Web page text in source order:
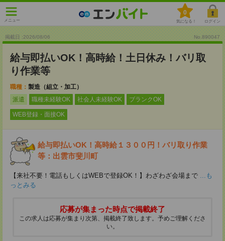
メニュー
0
気になる！ ログイン
掲載日 :2026/08/06 No.890047
給与即払いOK！高時給！土日休み！バリ取
り作業等
職種： 製造（組立・加工）
派遣
職種未経験OK 社会人未経験OK ブランクOK
WEB登録・面接OK
給与即払いOK！高時給１３００円！バリ取り作業
等：出雲市斐川町
【来社不要！電話もしくはWEBで登録OK！】わざわざ会場まで ...も
っとみる
応募が集まった時点で掲載終了
この求人は応募が集まり次第、掲載終了致します。予めご理解くださ
い。